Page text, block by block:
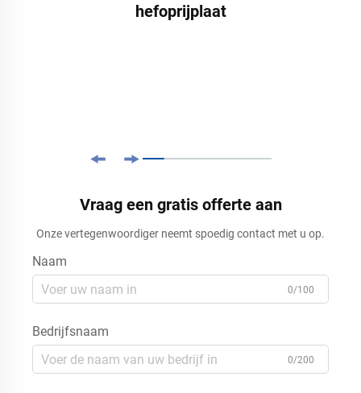
hefoprijplaat
Vraag een gratis offerte aan
Onze vertegenwoordiger neemt spoedig contact met u op.
Naam
0/100
Bedrijfsnaam
0/200